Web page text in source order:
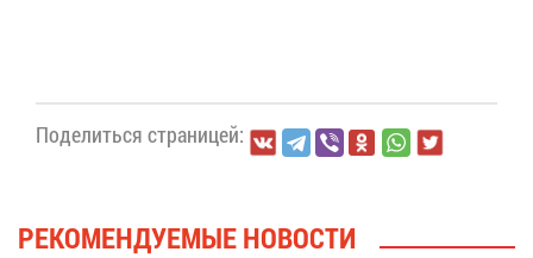
По­де­лить­ся стра­ни­цей:
РЕ­КО­МЕН­ДУ­Е­МЫЕ НО­ВО­СТИ